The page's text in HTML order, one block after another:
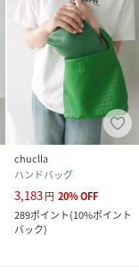
chuclla
ハンドバッグ
3,183円 20%OFF
289ポイント(10%ポイント
バック)